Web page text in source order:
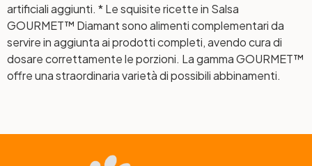
artificiali aggiunti. * Le squisite ricette in Salsa
GOURMET™ Diamant sono alimenti complementari da
servire in aggiunta ai prodotti completi, avendo cura di
dosare correttamente le porzioni. La gamma GOURMET™
offre una straordinaria varietà di possibili abbinamenti.